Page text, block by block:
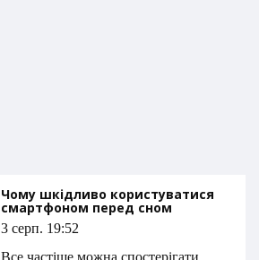
Чому шкідливо користуватися
смартфоном перед сном
3 серп. 19:52